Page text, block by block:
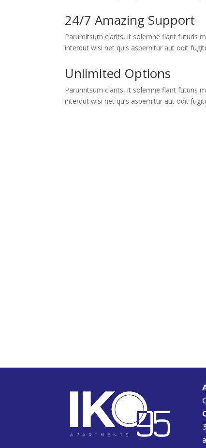
24/7 Amazing Support
Parumitsum clarits, it solemne fiant futuris
interdut wisi net quis aspernitur aut odit
Unlimited Options
Parumitsum clarits, it solemne fiant futuris
interdut wisi net quis aspernitur aut odit